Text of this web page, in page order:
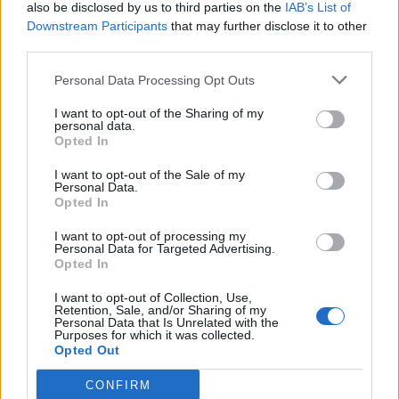
also be disclosed by us to third parties on the IAB’s List of
Downstream Participants that may further disclose it to other
Personal Data Processing Opt Outs
I want to opt-out of the Sharing of my
personal data.
Opted In
I want to opt-out of the Sale of my
Personal Data.
Opted In
I want to opt-out of processing my
Personal Data for Targeted Advertising.
Opted In
I want to opt-out of Collection, Use,
Retention, Sale, and/or Sharing of my
Personal Data that Is Unrelated with the
Purposes for which it was collected.
Opted Out
CONFIRM
Τι προβάλλουν τα Cinema σε επτά πόλεις της
Πελοποννήσου
06/08/2026 15:12